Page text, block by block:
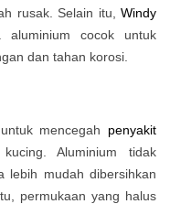
rusak. Selain itu,
Windy
cocok untuk
dan tahan korosi.
mencegah penyakit
Aluminium tidak
lebih mudah dibersihkan
permukaan yang halus